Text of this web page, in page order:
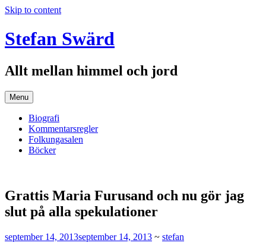
Skip to content
Stefan Swärd
Allt mellan himmel och jord
Menu
Biografi
Kommentarsregler
Folkungasalen
Böcker
Grattis Maria Furusand och nu gör jag
slut på alla spekulationer
september 14, 2013september 14, 2013 ~ stefan